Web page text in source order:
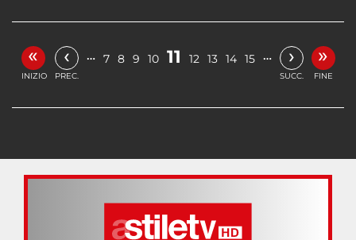
«
INIZIO
‹
PREC.
… 7 8 9 10 11 12 13 14 15 … ›
SUCC.
»
FINE